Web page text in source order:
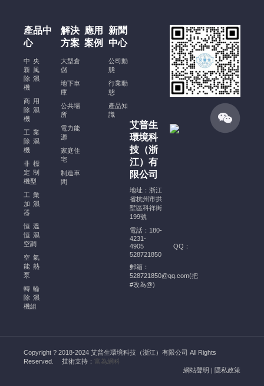
濕
范、
調
產品中
心
中央
新風
除濕
機
商用
除濕
機
工業
除濕
機
非標
定制
機型
工業
加濕
器
恒溫
恒濕
空調
空氣
能熱
泵
轉輪
除濕
機組
解決
方案
大型倉
儲
地下車
庫
公共場
所
電力能
源
家庭住
宅
制造車
間
應用
案例
新聞
中心
公司動
態
行業動
態
產品知
識
艾普生
環境科
技（浙
江）有
限公司
地址：浙江
省杭州市拱
墅區科祥街
199號
電話：180-
4231-
4905
QQ：
528721850
郵箱：
528721850@qq.com(把
#改為@)
Copyright ? 2018-2024 艾普生環境科技（浙江）有限公司 All Rights
Reserved.
技術支持：富為網科
網站聲明 | 隱私政策